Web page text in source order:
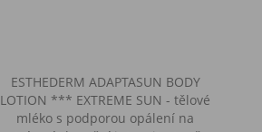
​ESTHEDERM ADAPTASUN BODY
LOTION *** EXTREME SUN - tělové
mléko s podporou opálení na